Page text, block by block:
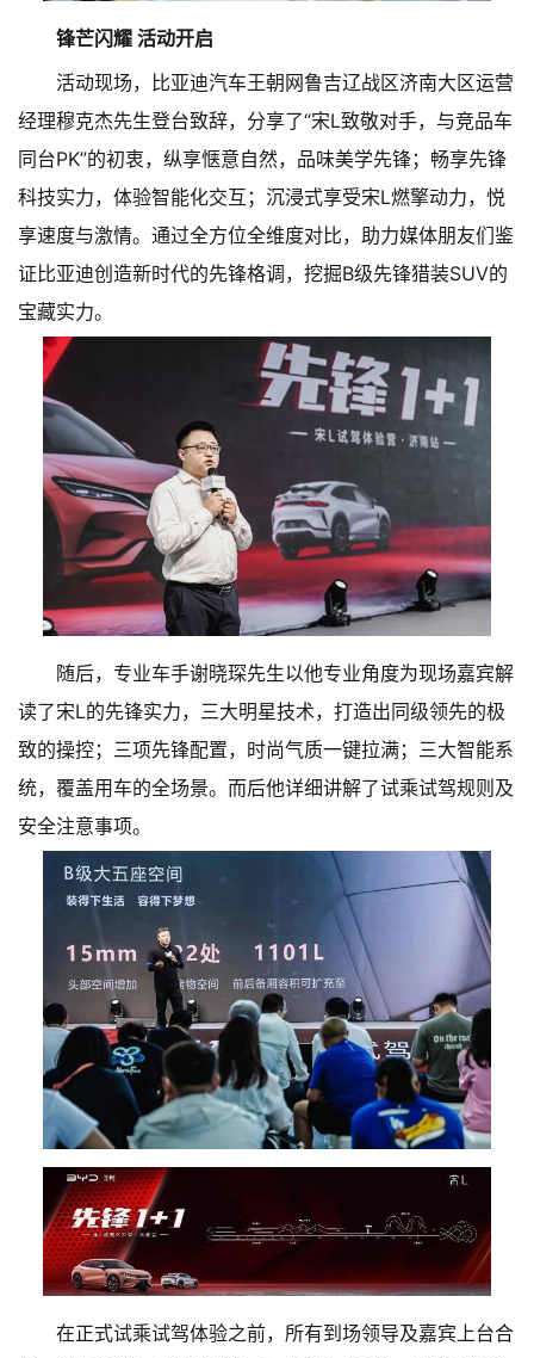
锋芒闪耀 活动开启
活动现场，比亚迪汽车王朝网鲁吉辽战区济南大区运营
经理穆克杰先生登台致辞，分享了“宋L致敬对手，与竞品车
同台PK”的初衷，纵享惬意自然，品味美学先锋；畅享先锋
科技实力，体验智能化交互；沉浸式享受宋L燃擎动力，悦
享速度与激情。通过全方位全维度对比，助力媒体朋友们鉴
证比亚迪创造新时代的先锋格调，挖掘B级先锋猎装SUV的
宝藏实力。
随后，专业车手谢晓琛先生以他专业角度为现场嘉宾解
读了宋L的先锋实力，三大明星技术，打造出同级领先的极
致的操控；三项先锋配置，时尚气质一键拉满；三大智能系
统，覆盖用车的全场景。而后他详细讲解了试乘试驾规则及
安全注意事项。
在正式试乘试驾体验之前，所有到场领导及嘉宾上台合